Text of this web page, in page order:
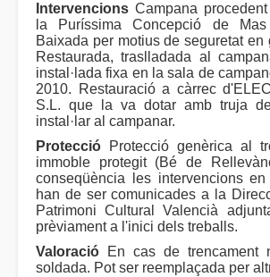
Intervencions Campana
la Puríssima Concepció de
Baixada per motius de seguretat en
Restaurada, traslladada al
instal·lada fixa en la sala de
2010. Restauració a càrrec
S.L. que la va dotar amb truja
instal·lar al campanar.
Protecció Protecció genèrica al
immoble protegit (Bé de
conseqüència les intervencions
han de ser comunicades a la
Patrimoni Cultural Valencià
prèviament a l'inici dels treballs.
Valoració En cas de trencament
soldada. Pot ser reemplaçada per